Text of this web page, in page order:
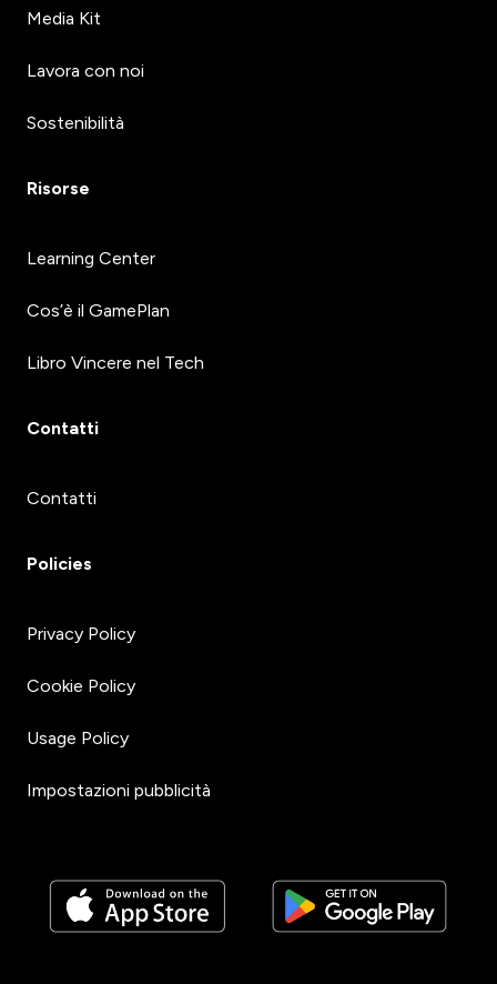
Media Kit
Lavora con noi
Sostenibilità
Risorse
Learning Center
Cos’è il GamePlan
Libro Vincere nel Tech
Contatti
Contatti
Policies
Privacy Policy
Cookie Policy
Usage Policy
Impostazioni pubblicità